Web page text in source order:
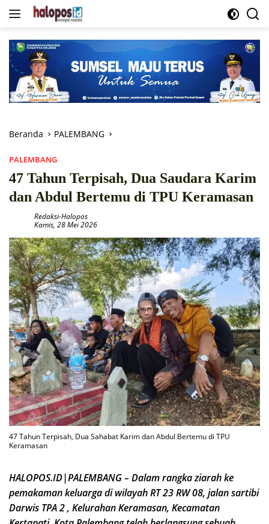
Langsung
Beranda PALEMBANG
PALEMBANG
47 Tahun Terpisah, Dua Saudara Karim
dan Abdul Bertemu di TPU Keramasan
Redaksi-Halopos
Kamis, 28 Mei 2026
47 Tahun Terpisah, Dua Sahabat Karim dan Abdul Bertemu di TPU
Keramasan
HALOPOS.ID|PALEMBANG – Dalam rangka ziarah ke
pemakaman keluarga di wilayah RT 23 RW 08, jalan sartibi
Darwis TPA 2 , Kelurahan Keramasan, Kecamatan